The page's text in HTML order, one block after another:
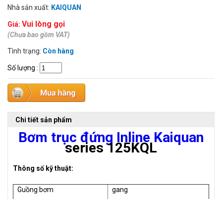
Nhà sản xuất: KAIQUAN
Giá: Vui lòng gọi
(Chưa bao gồm VAT)
Tình trạng: Còn hàng
Số lượng :
Chi tiết sản phẩm
Bơm trục đứng Inline Kaiquan
series 125KQL
Thông số kỹ thuật:
Guồng bơm
gang